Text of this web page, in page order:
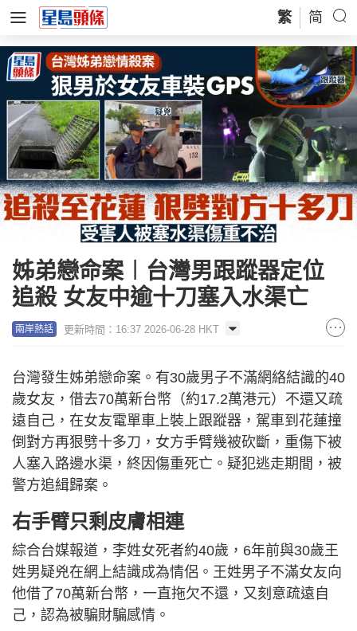
繁 简
姊弟戀命案︱台灣男跟蹤器定位
追殺 女友中逾十刀塞入水渠亡
兩岸熱話 更新時間：16:37 2026-06-28 HKT
台灣發生姊弟戀命案。有30歲男子不滿網絡結識的40
歲女友，借去70萬新台幣（約17.2萬港元）不還又疏
遠自己，在女友電單車上裝上跟蹤器，駕車到花蓮撞
倒對方再狠劈十多刀，女方手臂幾被砍斷，重傷下被
人塞入路邊水渠，終因傷重死亡。疑犯逃走期間，被
警方追緝歸案。
右手臂只剩皮膚相連
綜合台媒報道，李姓女死者約40歲，6年前與30歲王
姓男疑兇在網上結識成為情侶。王姓男子不滿女友向
他借了70萬新台幣，一直拖欠不還，又刻意疏遠自
己，認為被騙財騙感情。